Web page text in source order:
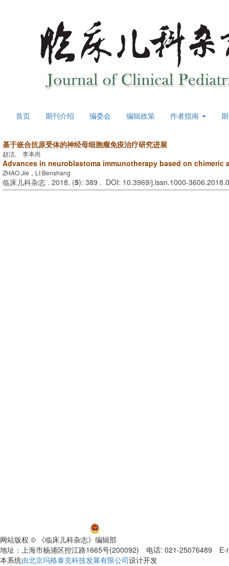
首页 期刊介绍 编委会 编辑政策 作者指南
基于嵌合抗原受体的神经母细胞瘤免疫治疗研究进展
赵洁, 李本尚
Advances in neuroblastoma immunotherapy based on chimeric
ZHAO Jie，LI Benshang
临床儿科杂志 . 2018, (5): 389 . DOI: 10.3969/j.issn.1000-
网站版权 © 《临床儿科杂志》编辑部
地址：上海市杨浦区控江路1665号(200092) 电话: 021-25076489 E-
本系统由北京玛格泰克科技发展有限公司设计开发